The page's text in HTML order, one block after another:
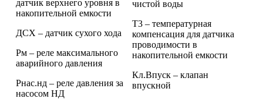
датчик верхнего уровня в
накопительной емкости
ДСХ – датчик сухого хода
Рм – реле максимального
аварийного давления
Рнас.нд – реле давления за
насосом НД
чистой воды
Т3 – температурная
компенсация для датчика
проводимости в
накопительной емкости
Кл.Впуск – клапан
впускной